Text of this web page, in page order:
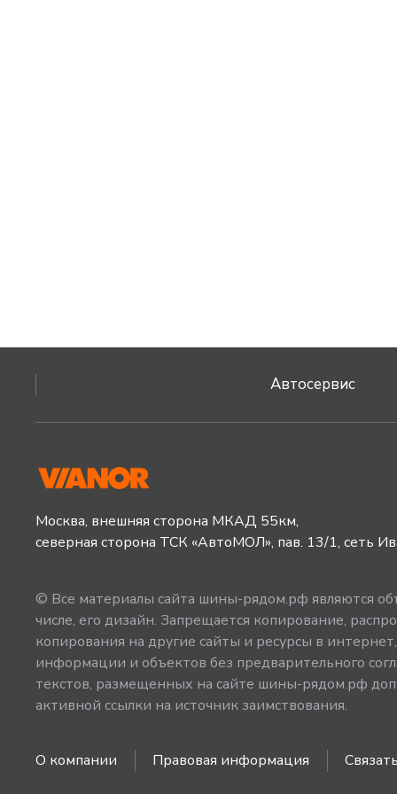
Автосервис
Москва, внешняя сторона МКАД 55км,
северная сторона ТСК «АвтоМОЛ», пав. 13/1, сеть
© Все материалы сайта шины-рядом.рф являются
числе, его дизайн. Запрещается копирование,
копирования на другие сайты и ресурсы в
информации и объектов без предварительного
текстов, размещенных на сайте шины-рядом.рф
активной ссылки на источник заимствования.
О компании Правовая информация